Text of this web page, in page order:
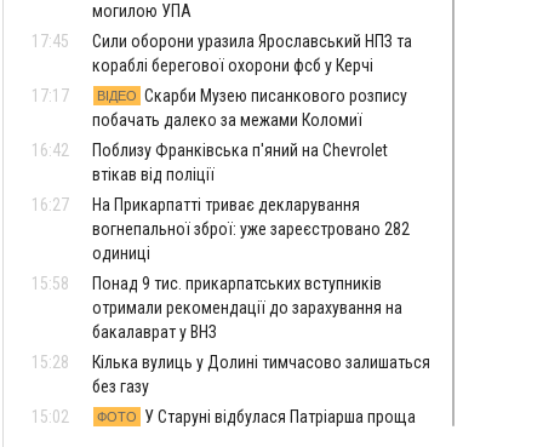
могилою УПА
17:45
Сили оборони уразила Ярославський НПЗ та
кораблі берегової охорони фсб у Керчі
17:17
ВІДЕО Скарби Музею писанкового розпису
побачать далеко за межами Коломиї
16:42
Поблизу Франківська п'яний на Chevrolet
втікав від поліції
16:27
На Прикарпатті триває декларування
вогнепальної зброї: уже зареєстровано 282
одиниці
15:58
Понад 9 тис. прикарпатських вступників
отримали рекомендації до зарахування на
бакалаврат у ВНЗ
15:28
Кілька вулиць у Долині тимчасово залишаться
без газу
15:02
ФОТО
У Старуні відбулася Патріарша проща